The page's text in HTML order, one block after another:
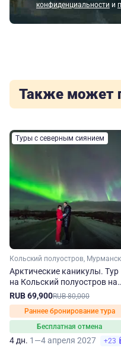
конфиденциальности и
Также может
Туры с северным сиянием
Арктические каникулы. Тур
на Кольский полуостров на
зиму-весну
RUB 69,900RUB 80,000
Раннее бронирование тура
Бесплатная отмена
4 дн. 1—4 апреля 2027 +23